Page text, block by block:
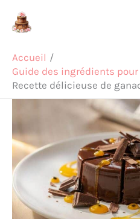
Accueil
Guide des ingrédients
Recette délicieuse de
Rechercher